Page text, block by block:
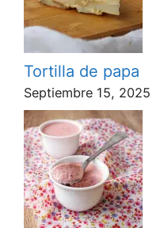
Tortilla de papa
Septiembre 15, 2025